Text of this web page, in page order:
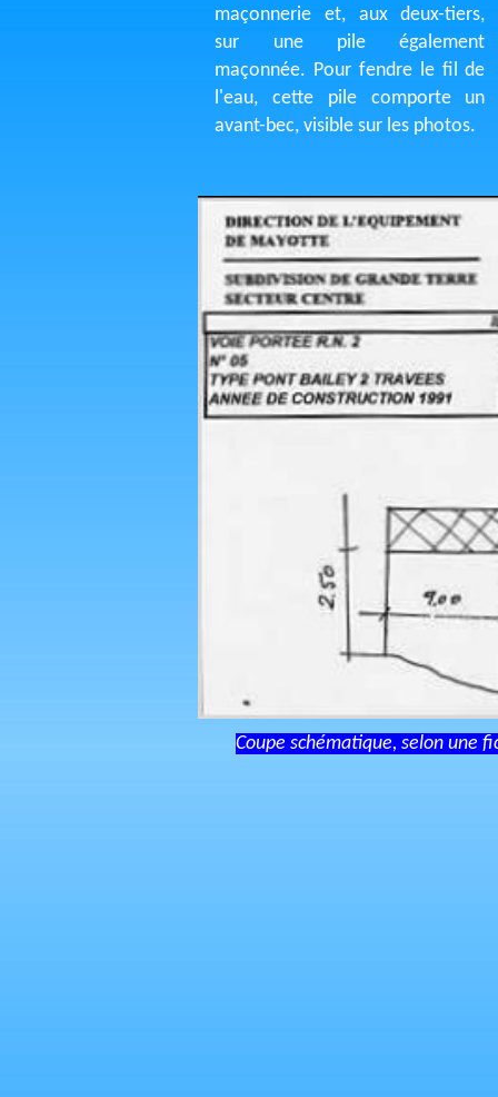
maçonnerie et, aux deux-tiers,
sur une pile également
maçonnée. Pour fendre le fil de
l'eau, cette pile comporte un
avant-bec, visible sur les photos.
Coupe schématique, selon une